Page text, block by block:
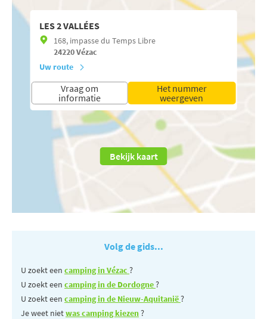
LES 2 VALLÉES
168, impasse du Temps Libre
24220Vézac
Uw route
Vraag om
informatie
Het nummer
weergeven
Bekijk kaart
Volg de gids...
U zoekt een camping in Vézac ?
U zoekt een camping in de Dordogne?
U zoekt een camping in de Nieuw-Aquitanië?
Je weet nietwas camping kiezen?